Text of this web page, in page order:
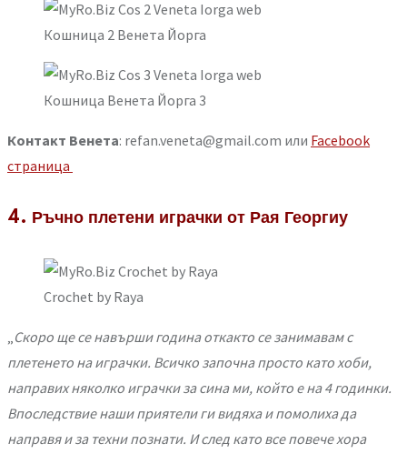
Кошница 2 Венета Йорга
Кошница Венета Йорга 3
Контакт Венета: refan.veneta@gmail.com или Facebook
страница
4. Ръчно плетени играчки от Рая Георгиу
Crochet by Raya
„Скоро ще се навърши година откакто се занимавам с
плетенето на играчки. Всичко започна просто като хоби,
направих няколко играчки за сина ми, който е на 4 годинки.
Впоследствие наши приятели ги видяха и помолиха да
направя и за техни познати. И след като все повече хора